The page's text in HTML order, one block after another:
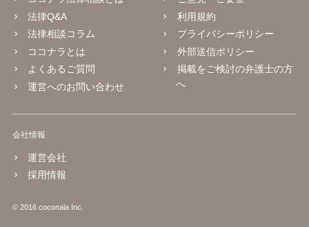
法律Q&A
法律相談コラム
ココナラとは
よくあるご質問
運営へのお問い合わせ
利用規約
プライバシーポリシー
外部送信ポリシー
掲載をご検討の弁護士の方
へ
会社情報
運営会社
採用情報
© 2016 coconala Inc.